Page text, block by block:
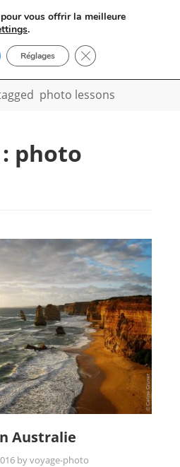
photographe
photo lessons
photo
Australie
byvoyage-photo
vous offrir la meilleure
.
Réglages FERMER LA